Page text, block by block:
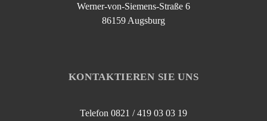
Werner-von-Siemens-Straße 6
86159 Augsburg
KONTAKTIEREN SIE UNS
Telefon 0821 / 419 03 03 19